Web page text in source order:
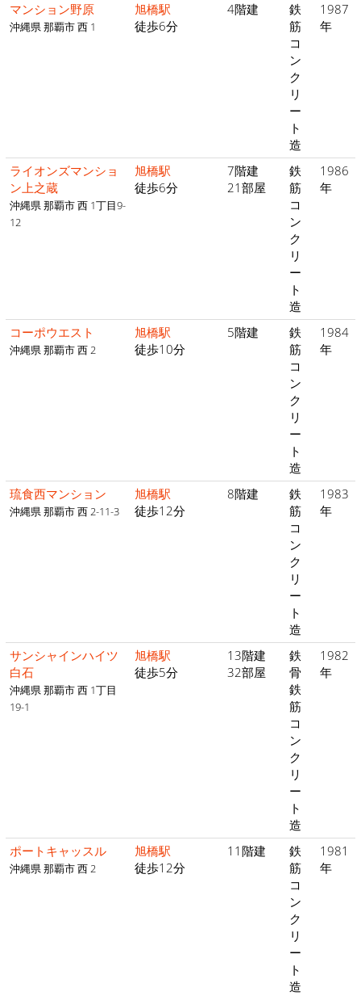
マンション野原
沖縄県 那覇市 西 1
旭橋駅
徒歩6分
4階建
鉄
筋
コ
ン
ク
リ
ー
ト
造
1987
年
ライオンズマンショ
ン上之蔵
沖縄県 那覇市 西 1丁目9-
12
旭橋駅
徒歩6分
7階建
21部屋
鉄
筋
コ
ン
ク
リ
ー
ト
造
1986
年
コーポウエスト
沖縄県 那覇市 西 2
旭橋駅
徒歩10分
5階建
鉄
筋
コ
ン
ク
リ
ー
ト
造
1984
年
琉食西マンション
沖縄県 那覇市 西 2-11-3
旭橋駅
徒歩12分
8階建
鉄
筋
コ
ン
ク
リ
ー
ト
造
1983
年
サンシャインハイツ
白石
沖縄県 那覇市 西 1丁目
19-1
旭橋駅
徒歩5分
13階建
32部屋
鉄
骨
鉄
筋
コ
ン
ク
リ
ー
ト
造
1982
年
ポートキャッスル
沖縄県 那覇市 西 2
旭橋駅
徒歩12分
11階建
鉄
筋
コ
ン
ク
リ
ー
ト
造
1981
年